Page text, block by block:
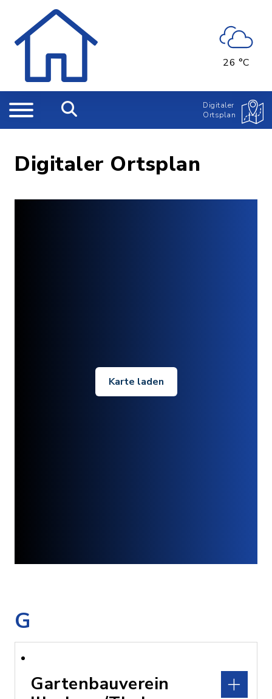
26 °C
Digitaler
Ortsplan
Digitaler Ortsplan
Karte laden
G
Gartenbauverein